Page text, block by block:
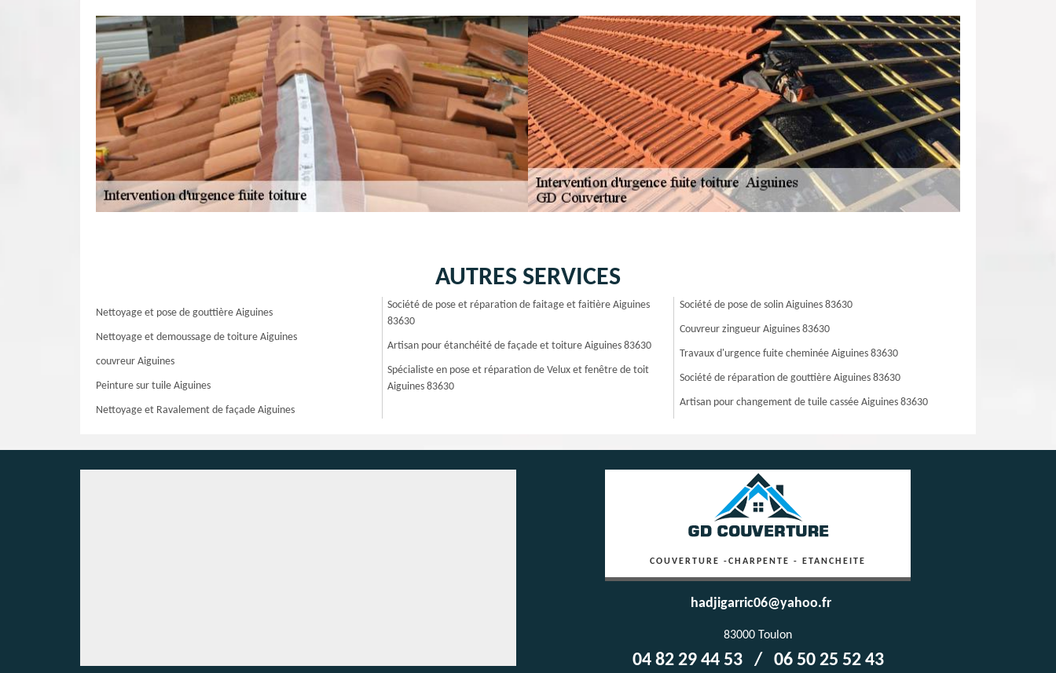
AUTRES SERVICES
Nettoyage et pose de gouttière Aiguines
Nettoyage et demoussage de toiture Aiguines
couvreur Aiguines
Peinture sur tuile Aiguines
Nettoyage et Ravalement de façade Aiguines
Société de pose et réparation de faitage et faitière Aiguines
83630
Artisan pour étanchéité de façade et toiture Aiguines 83630
Spécialiste en pose et réparation de Velux et fenêtre de toit
Aiguines 83630
Société de pose de solin Aiguines 83630
Couvreur zingueur Aiguines 83630
Travaux d'urgence fuite cheminée Aiguines 83630
Société de réparation de gouttière Aiguines 83630
Artisan pour changement de tuile cassée Aiguines 83630
COUVERTURE -CHARPENTE - ETANCHEITE
hadjigarric06@yahoo.fr
83000 Toulon
04 82 29 44 53 / 06 50 25 52 43